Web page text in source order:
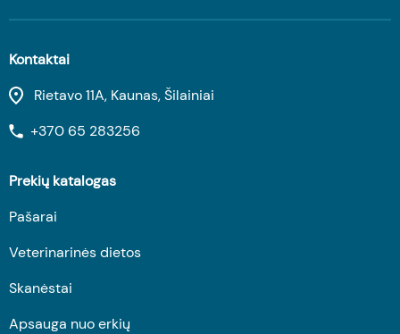
Kontaktai
Rietavo 11A, Kaunas, Šilainiai
+370 65 283256
Prekių katalogas
Pašarai
Veterinarinės dietos
Skanėstai
Apsauga nuo erkių